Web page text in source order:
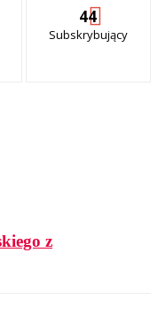
44
Subskrybujący
z